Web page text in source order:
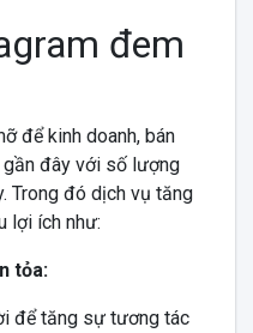
đem
để kinh doanh, bán
đây với số lượng
Trong đó dịch vụ tăng
lợi ích như:
tỏa:
để tăng sự tương tác